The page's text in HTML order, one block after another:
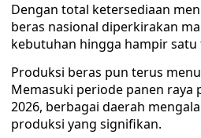
Dengan total ketersediaan
beras nasional diperkirakan
kebutuhan hingga hampir satu
Produksi beras pun terus
Memasuki periode panen raya
2026, berbagai daerah
produksi yang signifikan.